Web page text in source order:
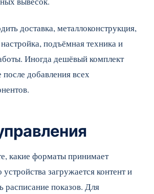
доставка, металлоконструкция,
подъёмная техника и
Иногда дешёвый комплект
добавления всех
какие форматы принимает
устройства загружается контент и
расписание показов. Для